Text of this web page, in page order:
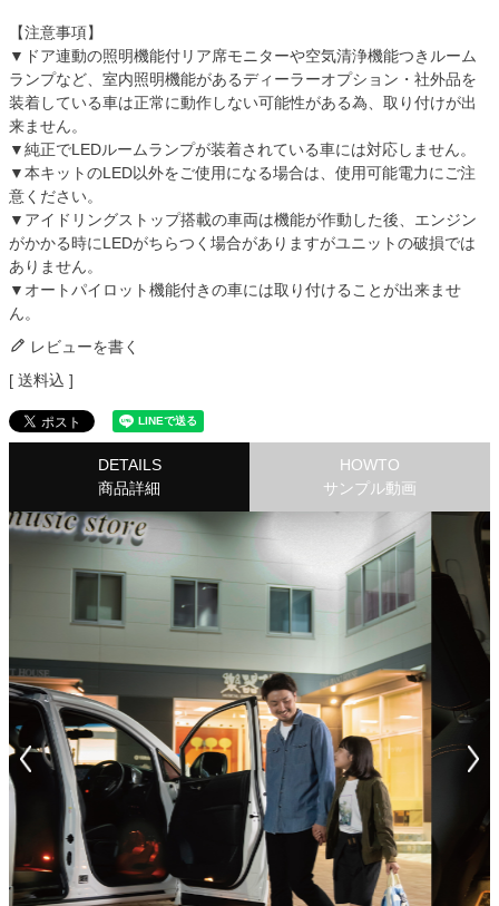
【注意事項】
▼ドア連動の照明機能付リア席モニターや空気清浄機能つきルーム
ランプなど、室内照明機能があるディーラーオプション・社外品を
装着している車は正常に動作しない可能性がある為、取り付けが出
来ません。
▼純正でLEDルームランプが装着されている車には対応しません。
▼本キットのLED以外をご使用になる場合は、使用可能電力にご注
意ください。
▼アイドリングストップ搭載の車両は機能が作動した後、エンジン
がかかる時にLEDがちらつく場合がありますがユニットの破損では
ありません。
▼オートパイロット機能付きの車には取り付けることが出来ませ
ん。
レビューを書く
送料込
DETAILS
商品詳細
HOWTO
サンプル動画